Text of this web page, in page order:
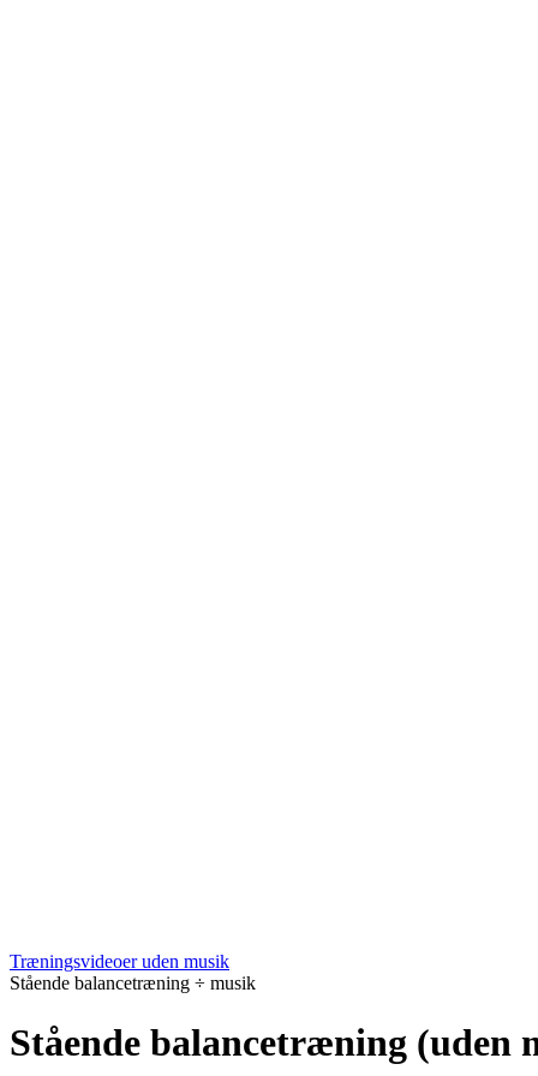
Træningsvideoer uden musik
Stående balancetræning ÷ musik
Stående balancetræning (uden